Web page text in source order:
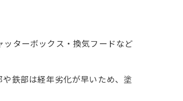
ターボックス・換気フードなど
鉄部は経年劣化が早いため、塗